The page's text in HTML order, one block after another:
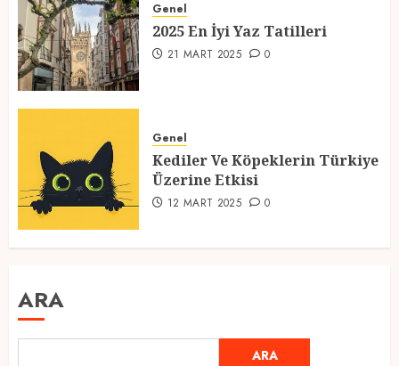
Genel
2025 En İyi Yaz Tatilleri
21 MART 2025 0
Genel
Kediler Ve Köpeklerin Türkiye
Üzerine Etkisi
12 MART 2025 0
ARA
ARA